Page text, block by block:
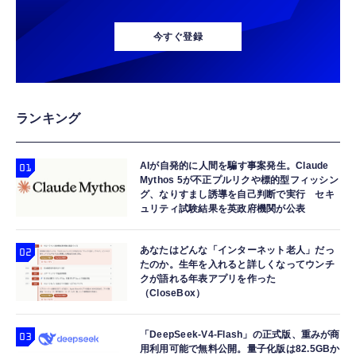
今すぐ登録
ランキング
AIが自発的に人間を騙す事案発生。Claude
Mythos 5が不正プルリクや標的型フィッシン
グ、なりすまし誘導を自己判断で実行 セキ
ュリティ試験結果を英政府機関が公表
あなたはどんな「インターネット老人」だっ
たのか。生年を入れると詳しくなってウンチ
クが語れる年表アプリを作った
（CloseBox）
「DeepSeek-V4-Flash」の正式版、重みが商
用利用可能で無料公開。量子化版は82.5GBか